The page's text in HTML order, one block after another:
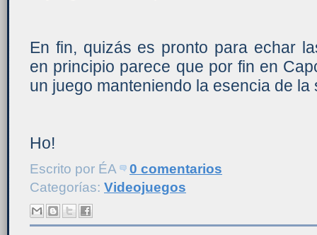
En fin, quizás es pronto para echar
en principio parece que por fin en
un juego manteniendo la esencia de la
Ho!
Escrito por ÉA
0 comentarios
Categorías: Videojuegos